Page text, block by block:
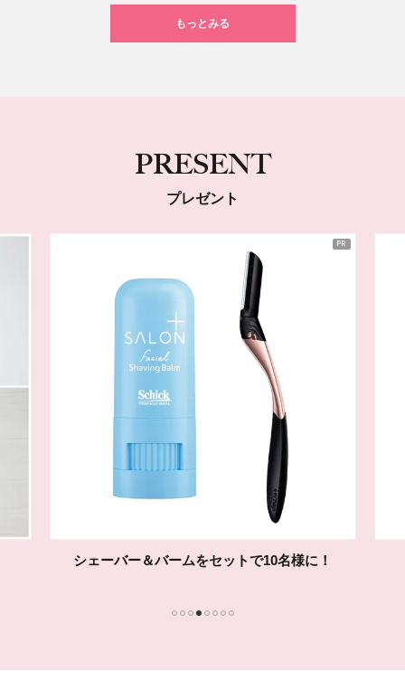
もっとみる
PRESENT
プレゼント
シェーバー＆バームをセットで10名様に！